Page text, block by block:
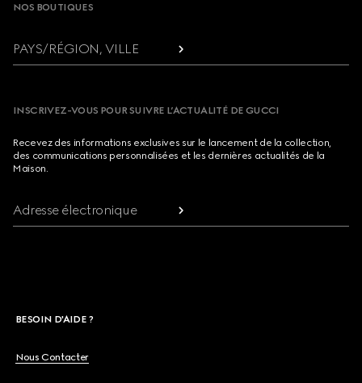
NOS BOUTIQUES
PAYS/RÉGION, VILLE
INSCRIVEZ-VOUS POUR SUIVRE L’ACTUALITÉ DE GUCCI
Recevez des informations exclusives sur le lancement de la collection,
des communications personnalisées et les dernières actualités de la
Maison.
Adresse électronique
BESOIN D'AIDE ?
Nous Contacter